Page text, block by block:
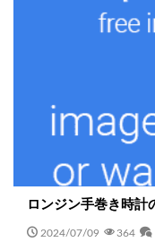
ロンジン手巻き時計
2024/07/09 364